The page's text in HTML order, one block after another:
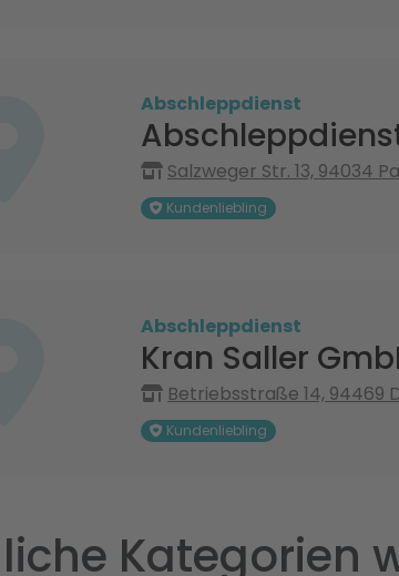
Abschleppdienst
Salzweger Str. 13, 94034
Kundenliebling
Abschleppdienst
Kran Saller
Betriebsstraße 14, 94469
Kundenliebling
Kategorien